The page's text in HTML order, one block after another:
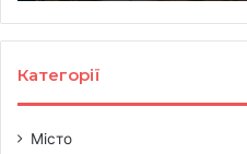
Категорії
Місто